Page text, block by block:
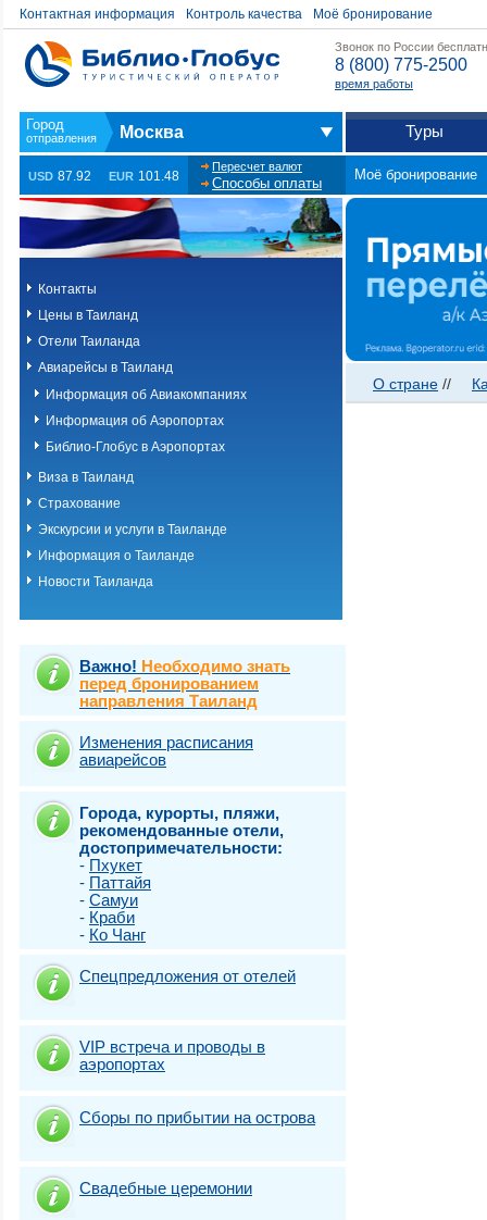
Контактная информация Контроль качества Моё бронирование
Звонок по России
8 (800) 775-2500
время работы
Москва Туры
USD 87.92 EUR 101.48
Пересчет валют
Способы оплаты
Моё бронирование
Контакты
Цены в Таиланд
Отели Таиланда
Авиарейсы в Таиланд
Информация об Авиакомпаниях
Информация об Аэропортах
Библио-Глобус в Аэропортах
Виза в Таиланд
Страхование
Экскурсии и услуги в Таиланде
Информация о Таиланде
Новости Таиланда
Важно! Необходимо знать
перед бронированием
направления Таиланд
Изменения расписания
авиарейсов
Города, курорты, пляжи,
рекомендованные отели,
достопримечательности:
- Пхукет
- Паттайя
- Самуи
- Краби
- Ко Чанг
Спецпредложения от отелей
VIP встреча и проводы в
аэропортах
Сборы по прибытии на острова
Свадебные церемонии
О стране //